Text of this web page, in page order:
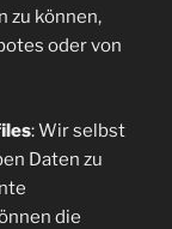
zu können,
oder von
: Wir selbst
Daten zu
die